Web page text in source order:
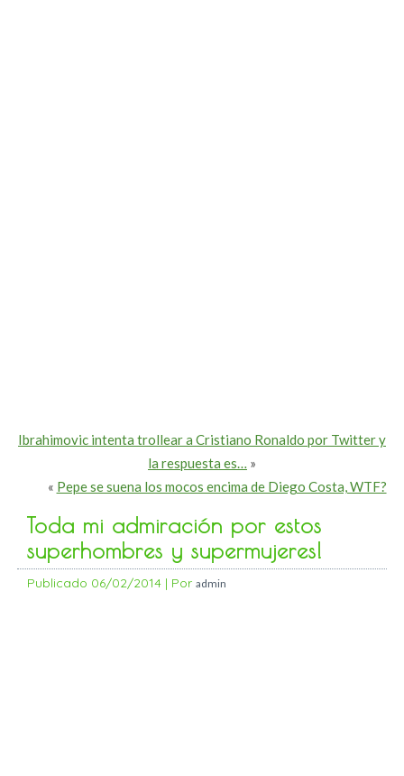
Ibrahimovic intenta trollear a Cristiano Ronaldo por Twitter y
la respuesta es… »
« Pepe se suena los mocos encima de Diego Costa, WTF?
Toda mi admiración por estos
superhombres y supermujeres!
Publicado 06/02/2014 | Por admin